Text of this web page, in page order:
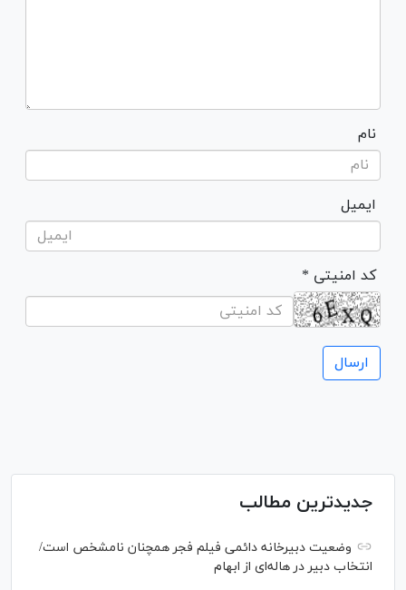
نام
ایمیل
* کد امنیتی
جدیدترین مطالب
وضعیت دبیرخانه دائمی فیلم فجر همچنان نامشخص است/
انتخاب دبیر در هاله‌ای از ابهام